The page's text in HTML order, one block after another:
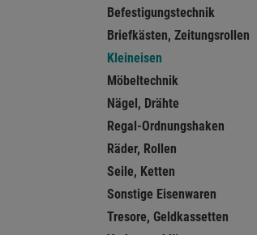
Befestigungstechnik
Briefkästen, Zeitungsrollen
Kleineisen
Möbeltechnik
Nägel, Drähte
Regal-Ordnungshaken
Räder, Rollen
Seile, Ketten
Sonstige Eisenwaren
Tresore, Geldkassetten